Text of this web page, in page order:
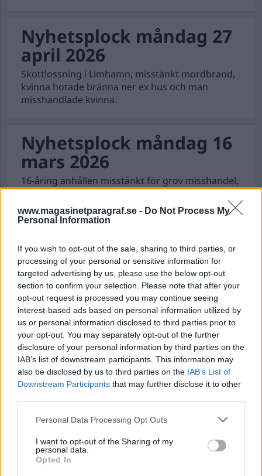
www.magasinetparagraf.se - Do Not Process My
Personal Information
If you wish to opt-out of the sale, sharing to third parties, or
processing of your personal or sensitive information for
targeted advertising by us, please use the below opt-out
section to confirm your selection. Please note that after your
opt-out request is processed you may continue seeing
interest-based ads based on personal information utilized by
us or personal information disclosed to third parties prior to
your opt-out. You may separately opt-out of the further
disclosure of your personal information by third parties on the
IAB’s list of downstream participants. This information may
also be disclosed by us to third parties on the IAB’s List of
Downstream Participants that may further disclose it to other
Personal Data Processing Opt Outs
I want to opt-out of the Sharing of my
personal data.
Opted In
Nyhetsplock måndag 27
april 2026
Skottlossning i Limhamn, misstänkt mordbrand,
kvinna hotade bränna ner ex hus och man
misshandlade kvinna.
Nyhetsplock måndag 16
mars 2026
16-åring anhållen misstänkt för grov misshandel,
barn ringde 112 – pappan gripen, man sparkade
gravid kvinna i magen och polis sköt verkanseld
mot våldsam man.
Nyhetsplock söndag 8
mars 2026
Skottlossning i Malmö, man misshandlade och
höll kvar kvinna i lägenhet, försök till våldtäkt i
Varberg och man skottskadad i Stockholm.
Nyhetsplock tisdag 3
mars 2026
flerfamiljshus i Stockholm, tonårspojkar hotade
dansk mördare gripen.